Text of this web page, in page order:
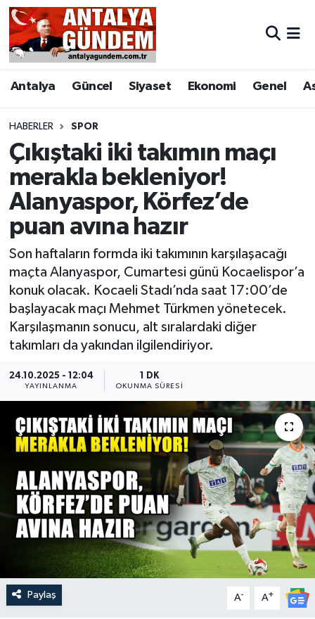
Antalya Güncel Siyaset Ekonomi Genel
HABERLER SPOR
Çıkıştaki iki takımın maçı
merakla bekleniyor!
Alanyaspor, Körfez’de
puan avına hazır
Son haftaların formda iki takımının karşılaşacağı
maçta Alanyaspor, Cumartesi günü Kocaelispor’a
konuk olacak. Kocaeli Stadı’nda saat 17:00’de
başlayacak maçı Mehmet Türkmen yönetecek.
Karşılaşmanın sonucu, alt sıralardaki diğer
takımları da yakından ilgilendiriyor.
24.10.2025 - 12:04
YAYINLANMA
1 DK
OKUNMA SÜRESI
Paylaş A- A+
Antalya
Asayiş
Bilim & Teknoloji
Bölge
EĞİTİM
Ekonomi
Genel
Görüntülü Haber
Güncel
Kültür & Sanat
Resmi İlan
Sağlık & Yaşam
Siyaset
Spor
Antalya Nöbetçi Eczaneler
Antalya Hava Durumu
Antalya Namaz Vakitleri
Antalya Trafik Yoğunluk Haritası
Süper Lig Puan Durumu ve Fikstür
Tüm Manşetler
Son Dakika Haberleri
Haber Arşivi